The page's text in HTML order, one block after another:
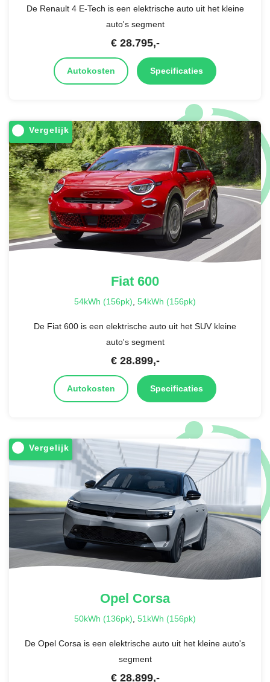
De Renault 4 E-Tech is een elektrische auto uit het kleine
auto's segment
€ 28.795,-
Autokosten Specificaties
Vergelijk
Fiat600
54kWh (156pk) 54kWh (156pk)
De Fiat 600 is een elektrische auto uit het SUV kleine
auto's segment
€ 28.899,-
Autokosten Specificaties
Vergelijk
Opel Corsa
50kWh (136pk), 51kWh (156pk)
De Opel Corsa is een elektrische auto uit het kleine auto's
segment
€ 28.899,-